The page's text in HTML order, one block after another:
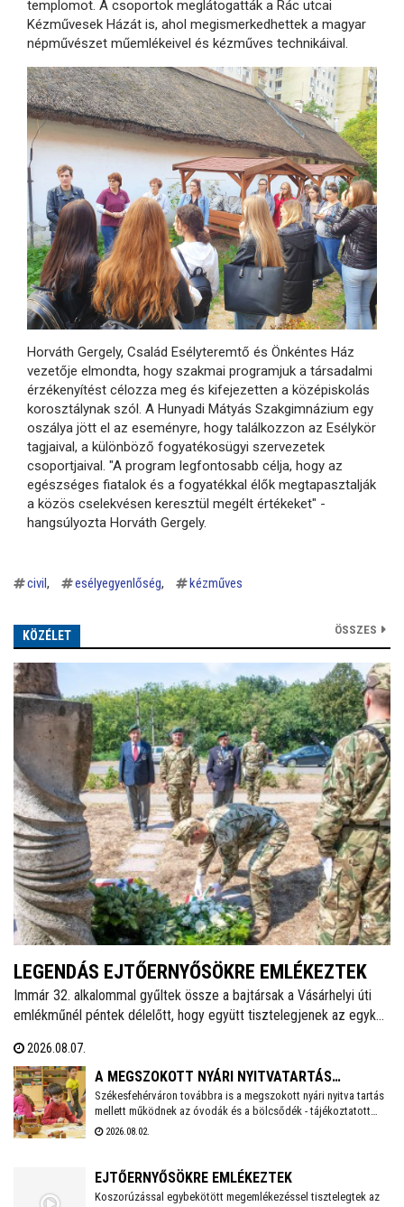
templomot. A csoportok meglátogatták a Rác utcai
Kézművesek Házát is, ahol megismerkedhettek a magyar
népművészet műemlékeivel és kézműves technikáival.
Horváth Gergely, Család Esélyteremtő és Önkéntes Ház
vezetője elmondta, hogy szakmai programjuk a társadalmi
érzékenyítést célozza meg és kifejezetten a középiskolás
korosztálynak szól. A Hunyadi Mátyás Szakgimnázium egy
oszálya jött el az eseményre, hogy találkozzon az Esélykör
tagjaival, a különböző fogyatékosügyi szervezetek
csoportjaival. "A program legfontosabb célja, hogy az
egészséges fiatalok és a fogyatékkal élők megtapasztalják
a közös cselekvésen keresztül megélt értékeket" -
hangsúlyozta Horváth Gergely.
civil esélyegyenlőség kézműves
KÖZÉLET ÖSSZES
LEGENDÁS EJTŐERNYŐSÖKRE EMLÉKEZTEK
Immár 32. alkalommal gyűltek össze a bajtársak a Vásárhelyi úti
emlékműnél péntek délelőtt, hogy együtt tisztelegjenek az egykori
Veterán Repülők és Ejtőernyősök Fejér Megyei Egyesülete ezzel a
rendezvénnyel őrzi az a második világháború után újjászervezett,
1951-től 1954-ig Székesfehérváron ismertté vált ejtőernyős
alakulat emlékét.
2026.08.07.
A MEGSZOKOTT NYÁRI NYITVATARTÁS
MELLETT MŰKÖDNEK A FEHÉRVÁRI ÓVODÁK ÉS
BÖLCSŐDÉK
Székesfehérváron továbbra is a megszokott nyári nyitva tartás
mellett működnek az óvodák és a bölcsődék - tájékoztatott
közösségi oldalán a város polgármestere. Hétfőtől is tehát a
2026.08.02.
EJTŐERNYŐSÖKRE EMLÉKEZTEK
Koszorúzással egybekötött megemlékezéssel tisztelegtek az